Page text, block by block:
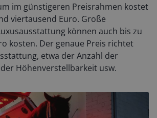
im günstigeren Preisrahmen kostet
viertausend Euro. Große
können auch bis zu
kosten. Der genaue Preis richtet
etwa der Anzahl der
Höhenverstellbarkeit usw.